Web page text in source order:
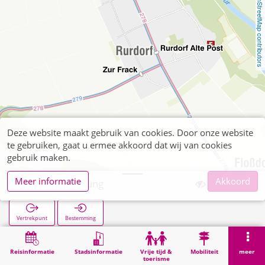
OpenStreetMap contributors
Reisinformatie Stadsinformatie
Vrije tijd &
toerisme
Mobiliteit meer
Rurdorf Siedlung
Vertrekpunt Bestemming
Zoekopracht Rurdorf Siedlung
Deze website maakt gebruik van cookies. Door onze website
te gebruiken, gaat u ermee akkoord dat wij van cookies
gebruik maken.
Meer informatie
Akkoord